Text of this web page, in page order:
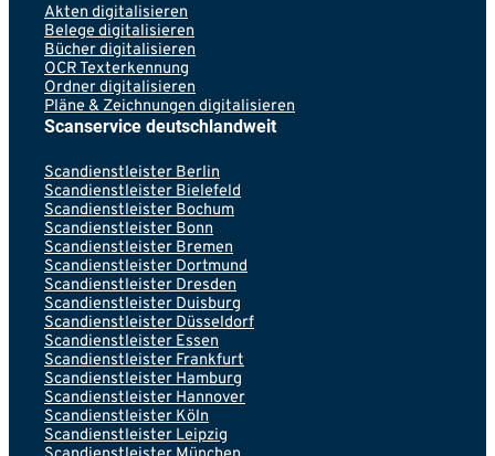
Akten digitalisieren
Belege digitalisieren
Bücher digitalisieren
OCR Texterkennung
Ordner digitalisieren
Pläne & Zeichnungen digitalisieren
Scanservice deutschlandweit
Scandienstleister Berlin
Scandienstleister Bielefeld
Scandienstleister Bochum
Scandienstleister Bonn
Scandienstleister Bremen
Scandienstleister Dortmund
Scandienstleister Dresden
Scandienstleister Duisburg
Scandienstleister Düsseldorf
Scandienstleister Essen
Scandienstleister Frankfurt
Scandienstleister Hamburg
Scandienstleister Hannover
Scandienstleister Köln
Scandienstleister Leipzig